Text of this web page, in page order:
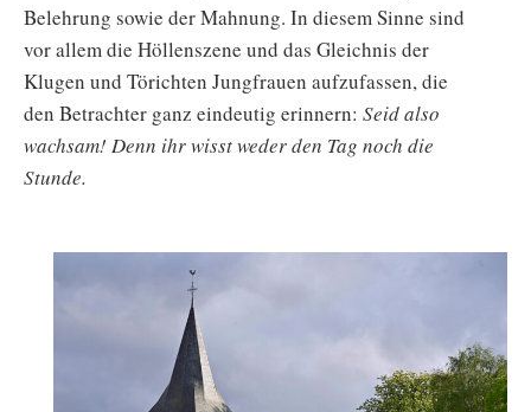
Belehrung sowie der Mahnung. In diesem Sinne sind
vor allem die Höllenszene und das Gleichnis der
Klugen und Törichten Jungfrauen aufzufassen, die
den Betrachter ganz eindeutig erinnern: Seid also
wachsam! Denn ihr wisst weder den Tag noch die
Stunde.